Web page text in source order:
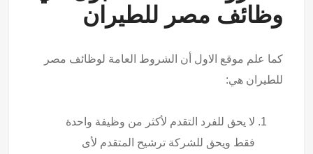
وظائف مصر للطيران
كما علم موقع الاول أن الشروط العامة لوظائف مصر
للطيران هي:
لا يحق للفرد التقدم لأكثر من وظيفة واحدة
فقط ويحق للشركة ترشيح المتقدم لأى